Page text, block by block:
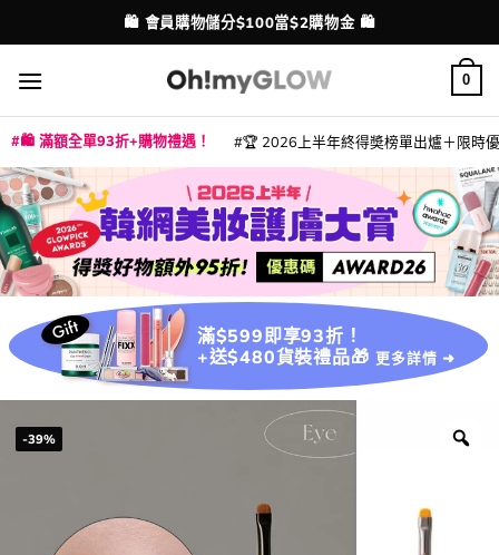
to
content
配送港澳
🛍️ 會員購物儲分$100當$2購物金 🛍️
0
🛍️ 滿額全單93折+購物禮遇！ 🏆 2026上半年終得奬榜單出爐＋限時
滿$599即享93折！
+送$480貨裝禮品🎁 更多詳情 ➜
-39%